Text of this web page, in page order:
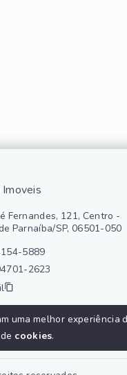
Imoveis
Fernandes, 121, Centro -
Parnaíba/SP, 06501-050
5889
2623
uma melhor experiência
cookies.